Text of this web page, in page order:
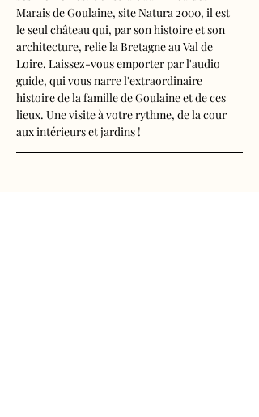
Marais de Goulaine, site Natura 2000, il est
le seul château qui, par son histoire et son
architecture, relie la Bretagne au Val de
Loire. Laissez-vous emporter par l'audio
guide, qui vous narre l'extraordinaire
histoire de la famille de Goulaine et de ces
lieux. Une visite à votre rythme, de la cour
aux intérieurs et jardins !